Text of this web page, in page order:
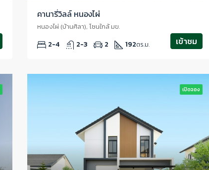
คานารี่วิลล์ หนองไผ่
หนองไผ่ (บ้านศิลา), โซนใกล้ มข.
2-4 2-3 2 192ตร.ม. เข้าชม
เปิดจอง